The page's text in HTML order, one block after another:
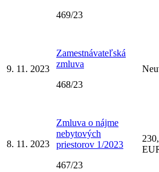
469/23
9. 11. 2023
Zamestnávateľská
zmluva
468/23
8. 11. 2023
Zmluva o nájme
nebytových
priestorov 1/2023
467/23